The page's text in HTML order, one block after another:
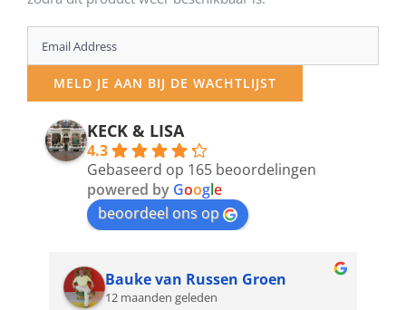
Enter
your
email
address
MELD JE AAN BIJ DE WACHTLIJST
KECK & LISA
4.3
Gebaseerd op 165 beoordelingen
powered by Google
beoordeel ons op
Bauke van Russen Groen
12 maanden geleden